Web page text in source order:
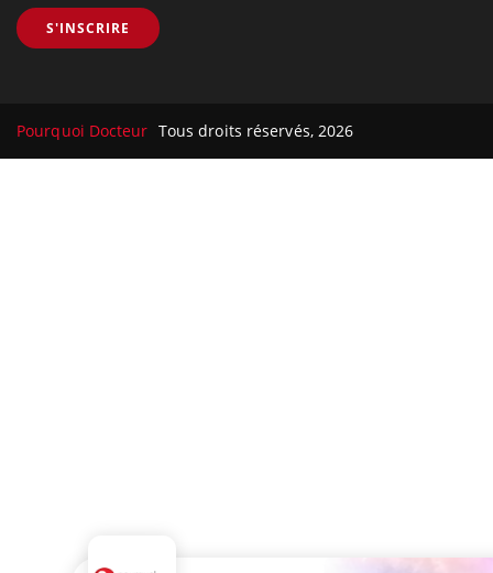
S'INSCRIRE
Pourquoi Docteur Tous droits réservés, 2026